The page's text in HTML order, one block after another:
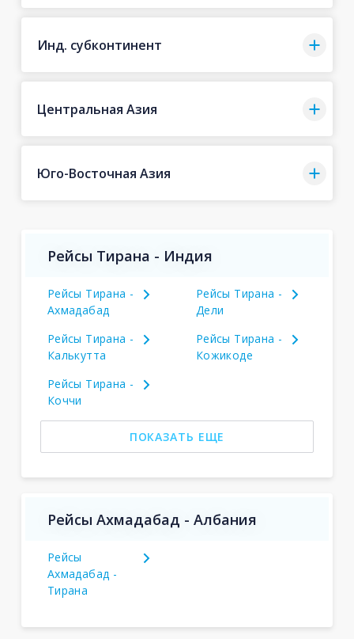
Инд. субконтинент
Центральная Азия
Юго-Восточная Азия
Рейсы Тирана - Индия
Рейсы Тирана -
Ахмадабад
Рейсы Тирана -
Дели
Рейсы Тирана -
Калькутта
Рейсы Тирана -
Кожикоде
Рейсы Тирана -
Коччи
ПОКАЗАТЬ ЕЩЕ
Рейсы Ахмадабад - Албания
Рейсы
Ахмадабад -
Тирана